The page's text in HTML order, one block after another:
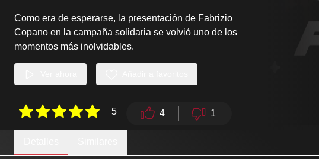
Como era de esperarse, la presentación de Fabrizio
Copano en la campaña solidaria se volvió uno de los
momentos más inolvidables.
5 4 1